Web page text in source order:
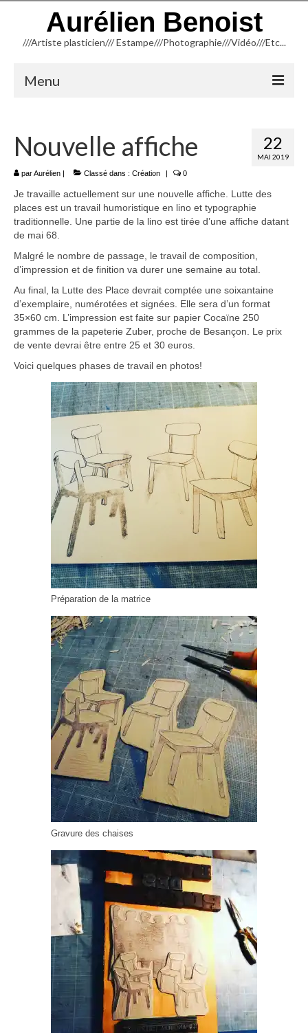
Aurélien Benoist
///Artiste plasticien/// Estampe///Photographie///Vidéo///Etc...
Menu
NEWSLETTER
BLOG
INFORMATIONS
CREATION
TYPOGRAPHIE
TAILLE D’ÉPARGNE (Linogravure)
TAILLE DOUCE
MICRO-ÉDITION
PHOTOGRAPHIE
Les Mains Noires (galerie)
Les Mains Noires (galerie)
MON COMPTE
VALIDATION DE LA COMMANDE
PANIER
CONTACT
22
MAI 2019
Nouvelle affiche
parAurélien | Classé dans : Création | 0
Je travaille actuellement sur une nouvelle affiche. Lutte des
places est un travail humoristique en lino et typographie
traditionnelle. Une partie de la lino est tirée d’une affiche datant
de mai 68.
Malgré le nombre de passage, le travail de composition,
d’impression et de finition va durer une semaine au total.
Au final, la Lutte des Place devrait comptée une soixantaine
d’exemplaire, numérotées et signées. Elle sera d’un format
35×60 cm. L’impression est faite sur papier Cocaïne 250
grammes de la papeterie Zuber, proche de Besançon. Le prix
de vente devrai être entre 25 et 30 euros.
Voici quelques phases de travail en photos!
Préparation de la matrice
Gravure des chaises